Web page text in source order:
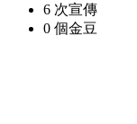
6 次宣傳
0 個金豆